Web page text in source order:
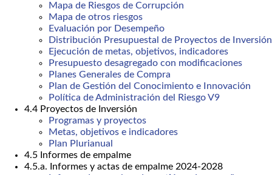
Mapa de Riesgos de Corrupción
Mapa de otros riesgos
Evaluación por Desempeño
Distribución Presupuestal de Proyectos de Inversión
Ejecución de metas, objetivos, indicadores
Presupuesto desagregado con modificaciones
Planes Generales de Compra
Plan de Gestión del Conocimiento e Innovación
Política de Administración del Riesgo V9
4.4 Proyectos de Inversión
Programas y proyectos
Metas, objetivos e indicadores
Plan Plurianual
4.5 Informes de empalme
4.5.a. Informes y actas de empalme 2024-2028